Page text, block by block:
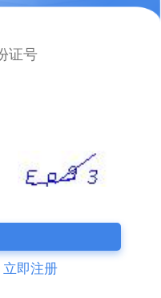
立即注册